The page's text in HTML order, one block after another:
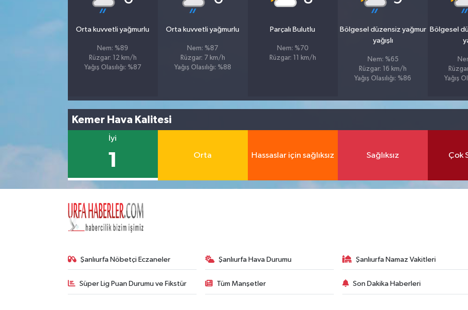
Orta kuvvetli yağmurlu
Nem: %89
Rüzgar: 12 km/h
Yağış Olasılığı: %87
Orta kuvvetli yağmurlu
Nem: %87
Rüzgar: 7 km/h
Yağış Olasılığı: %88
Parçalı Bulutlu
Nem: %70
Rüzgar: 11 km/h
Bölgesel düzensiz yağmur
yağışlı
Nem: %65
Rüzgar: 16 km/h
Yağış Olasılığı: %86
Bölgesel
Yağış
Kemer Hava Kalitesi
İyi
1 Orta Hassaslar için sağlıksız Sağlıksız Çok
Şanlıurfa Nöbetçi Eczaneler Şanlıurfa Hava Durumu Şanlıurfa Namaz Vakitleri
Süper Lig Puan Durumu ve Fikstür Tüm Manşetler Son Dakika Haberleri